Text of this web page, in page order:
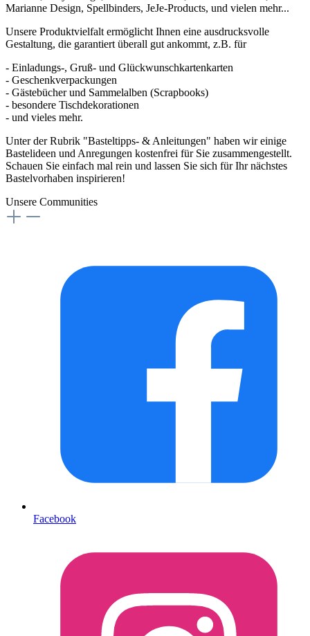
Marianne Design, Spellbinders, JeJe-Products, und vielen mehr...
Unsere Produktvielfalt ermöglicht Ihnen eine ausdrucksvolle
Gestaltung, die garantiert überall gut ankommt, z.B. für
- Einladungs-, Gruß- und Glückwunschkartenkarten
- Geschenkverpackungen
- Gästebücher und Sammelalben (Scrapbooks)
- besondere Tischdekorationen
- und vieles mehr.
Unter der Rubrik "Basteltipps- & Anleitungen" haben wir einige
Bastelideen und Anregungen kostenfrei für Sie zusammengestellt.
Schauen Sie einfach mal rein und lassen Sie sich für Ihr nächstes
Bastelvorhaben inspirieren!
Unsere Communities
Facebook